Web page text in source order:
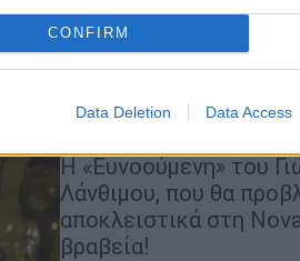
CONFIRM
Data Deletion Data Access
Σινεμά|06.04.2019 17:36
Η Nova κυριαρχεί
2019 (pics)
Η «Ευνοούμενη» του
Λάνθιμου, που θα
αποκλειστικά στη
βραβεία!